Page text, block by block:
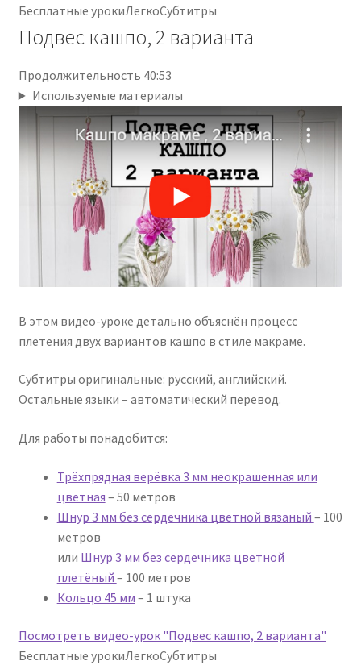
Бесплатные урокиЛегкоСубтитры
Подвес кашпо, 2 варианта
Продолжительность 40:53
Используемые материалы
В этом видео-уроке детально объяснён процесс
плетения двух вариантов кашпо в стиле макраме.
Субтитры оригинальные: русский, английский.
Остальные языки – автоматический перевод.
Для работы понадобится:
Трёхпрядная верёвка 3 мм неокрашенная или
цветная – 50 метров
Шнур 3 мм без сердечника цветной вязаный – 100
метров
или Шнур 3 мм без сердечника цветной
плетёный – 100 метров
Кольцо 45 мм – 1 штука
Посмотреть видео-урок "Подвес кашпо, 2 варианта"
Бесплатные урокиЛегкоСубтитры